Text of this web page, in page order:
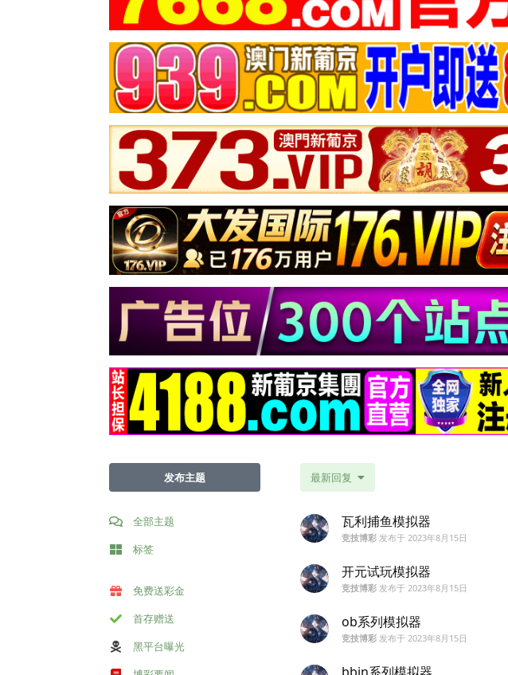
发布主题
全部主题
标签
免费送彩金
首存赠送
黑平台曝光
最新回复
瓦利捕鱼模拟器
竞技博彩 发布于 2023年8月15日
开元试玩模拟器
竞技博彩 发布于 2023年8月15日
ob系列模拟器
竞技博彩 发布于 2023年8月15日